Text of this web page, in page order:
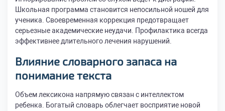
Школьная программа становится непосильной ношей для
ученика. Своевременная коррекция предотвращает
серьезные академические неудачи. Профилактика всегда
эффективнее длительного лечения нарушений.
Влияние словарного запаса на
понимание текста
Объем лексикона напрямую связан с интеллектом
ребенка. Богатый словарь облегчает восприятие новой